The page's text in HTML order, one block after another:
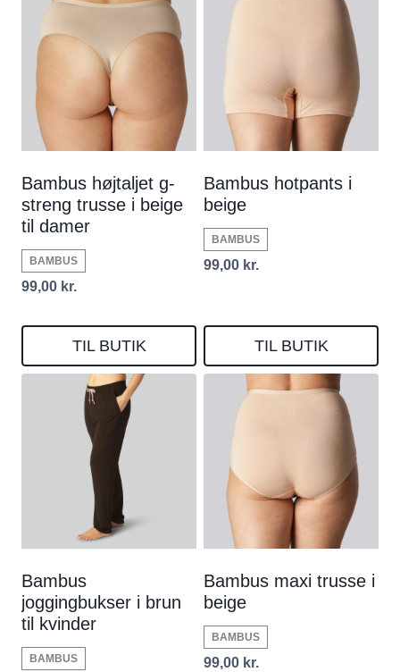
Bambus højtaljet g-
streng trusse i beige
til damer
BAMBUS
99,00 kr.
TIL BUTIK
Bambus hotpants i
beige
BAMBUS
99,00 kr.
TIL BUTIK
Bambus
joggingbukser i brun
til kvinder
BAMBUS
Bambus maxi trusse i
beige
BAMBUS
99,00 kr.